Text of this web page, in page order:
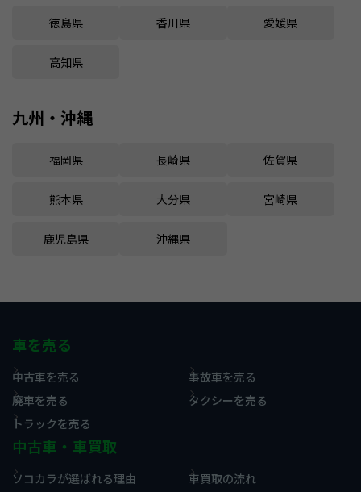
徳島県 香川県 愛媛県
高知県
九州・沖縄
福岡県 長崎県 佐賀県
熊本県 大分県 宮崎県
鹿児島県 沖縄県
車を売る
中古車を売る
事故車を売る
廃車を売る
タクシーを売る
トラックを売る
中古車・車買取
ソコカラが選ばれる理由
車買取の流れ